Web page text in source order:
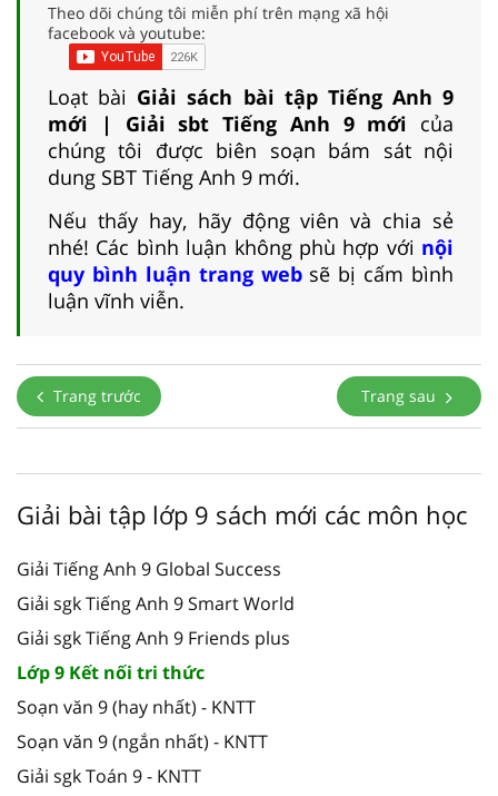
Theo dõi chúng tôi miễn phí trên mạng xã hội
facebook và youtube:
Loạt bài Giải sách bài tập Tiếng Anh 9
mới | Giải sbt Tiếng Anh 9 mới của
chúng tôi được biên soạn bám sát nội
dung SBT Tiếng Anh 9 mới.
Nếu thấy hay, hãy động viên và chia sẻ
nhé! Các bình luận không phù hợp với nội
quy bình luận trang websẽ bị cấm bình
luận vĩnh viễn.
Trang trước Trang sau
Giải bài tập lớp 9 sách mới các môn học
Giải Tiếng Anh 9 Global Success
Giải sgk Tiếng Anh 9 Smart World
Giải sgk Tiếng Anh 9 Friends plus
Lớp 9 Kết nối tri thức
Soạn văn 9 (hay nhất) - KNTT
Soạn văn 9 (ngắn nhất) - KNTT
Giải sgk Toán 9 - KNTT